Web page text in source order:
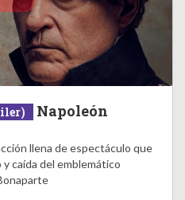
Napoleón
llena de espectáculo que
caída del emblemático